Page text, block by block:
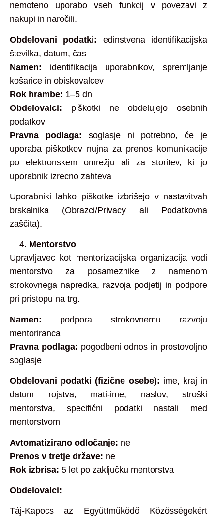
nemoteno uporabo vseh funkcij v povezavi z
nakupi in naročili.
Obdelovani podatki: edinstvena identifikacijska
številka, datum, čas
Namen: identifikacija uporabnikov, spremljanje
košarice in obiskovalcev
Rok hrambe: 1–5 dni
Obdelovalci: piškotki ne obdelujejo osebnih
podatkov
Pravna podlaga: soglasje ni potrebno, če je
uporaba piškotkov nujna za prenos komunikacije
po elektronskem omrežju ali za storitev, ki jo
uporabnik izrecno zahteva
Uporabniki lahko piškotke izbrišejo v nastavitvah
brskalnika (Obrazci/Privacy ali Podatkovna
zaščita).
Mentorstvo
Upravljavec kot mentorizacijska organizacija vodi
mentorstvo za posameznike z namenom
strokovnega napredka, razvoja podjetij in podpore
pri pristopu na trg.
Namen: podpora strokovnemu razvoju
mentoriranca
Pravna podlaga: pogodbeni odnos in prostovoljno
soglasje
Obdelovani podatki (fizične osebe): ime, kraj in
datum rojstva, mati‑ime, naslov, stroški
mentorstva, specifični podatki nastali med
mentorstvom
Avtomatizirano odločanje: ne
Prenos v tretje države: ne
Rok izbrisa: 5 let po zaključku mentorstva
Obdelovalci:
Táj‑Kapocs az Együttműködő Közösségekért